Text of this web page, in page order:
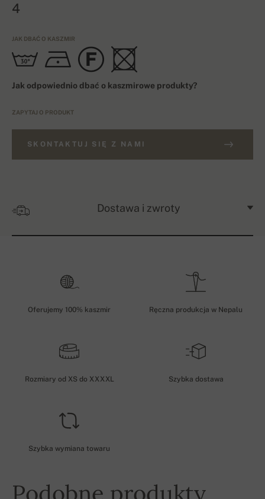
4
JAK DBAĆ O KASZMIR
Jak odpowiednio dbać o kaszmirowe produkty?
ZAPYTAJ O PRODUKT
SKONTAKTUJ SIĘ Z NAMI
Dostawa i zwroty
Oferujemy 100% kaszmir Ręczna produkcja w Nepalu
Rozmiary od XS do XXXXL Szybka dostawa
Szybka wymiana towaru
Podobne produkty